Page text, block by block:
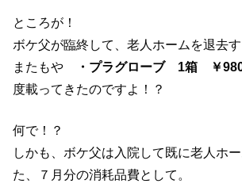
ところが！
ボケ父が臨終して、老人ホームを退去す
またもや
・プラグローブ 1箱 ￥
度載ってきたのですよ！？
何で！？
しかも、ボケ父は入院して既に老人ホ
た、７月分の消耗品費として。